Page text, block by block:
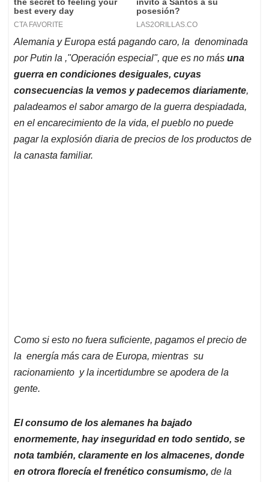
Alemania y Europa está pagando caro, la denominada
por Putin la ,"Operación especial", que es no más una
guerra en condiciones desiguales, cuyas
consecuencias la vemos y padecemos diariamente,
paladeamos el sabor amargo de la guerra despiadada,
en el encarecimiento de la vida, el pueblo no puede
pagar la explosión diaria de precios de los productos de
la canasta familiar.
Como si esto no fuera suficiente, pagamos el precio de
la energía más cara de Europa, mientras su
racionamiento y la incertidumbre se apodera de la
gente.
El consumo de los alemanes ha bajado
enormemente, hay inseguridad en todo sentido, se
nota también, claramente en los almacenes, donde
en otrora florecía el frenético consumismo, de la